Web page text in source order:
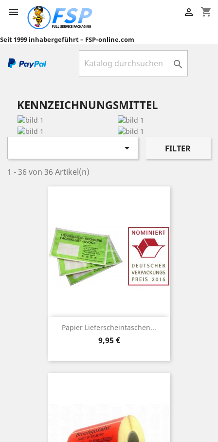
 shopping_cart

Seit 1999 inhabergeführt – FSP-online.com

KENNZEICHNUNGSMITTEL
 FILTER
1 - 36 von 36 Artikel(n)
Papier Lieferscheintaschen...
Preis
9,95 €